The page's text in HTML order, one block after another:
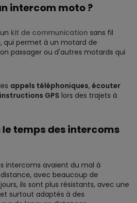
intercom moto ?
kit de communication sans fil
qui permet à un motard de
passager ou d'autres motards qui
appels téléphoniques, écouter
instructions GPS lors des trajets à
temps des intercoms
intercoms avaient du mal à
avec beaucoup de
ils sont plus résistants, avec une
surtout adaptés à des